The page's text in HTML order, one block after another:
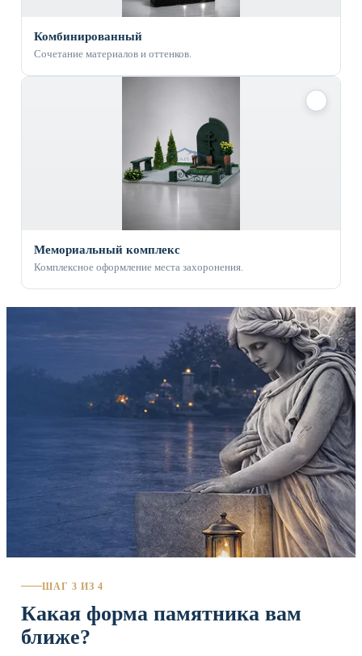
Комбинированный
Сочетание материалов и оттенков.
Мемориальный комплекс
Комплексное оформление места захоронения.
ШАГ 3 ИЗ 4
Какая форма памятника вам
ближе?